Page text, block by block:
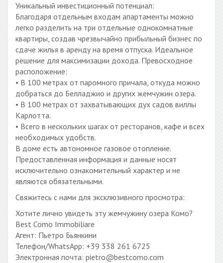
Уникальный инвестиционный потенциал:
Благодаря отдельным входам апартаменты можно
легко разделить на три отдельные однокомнатные
квартиры, создав чрезвычайно прибыльный бизнес по
сдаче жилья в аренду на время отпуска. Идеальное
решение для максимизации дохода. Превосходное
расположение:
• В 100 метрах от паромного причала, откуда можно
добраться до Белладжио и других жемчужин озера.
• В 100 метрах от захватывающих дух садов виллы
Карлотта.
• Всего в нескольких шагах от ресторанов, кафе и всех
необходимых удобств.
В доме есть автономное газовое отопление.
Предоставленная информация и данные носят
исключительно ознакомительный характер и не
являются обязательными.
Свяжитесь с нами для эксклюзивного просмотра:
Хотите лично увидеть эту жемчужину озера Комо?
Best Como Immobiliare
Агент: Пьетро Бьянкини
Телефон/WhatsApp: +39 338 261 6725
Электронная почта: pietro@bestcomo.com